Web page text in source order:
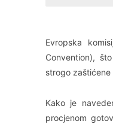
Evropska
Convention),
strogo
Kako je
procjenom